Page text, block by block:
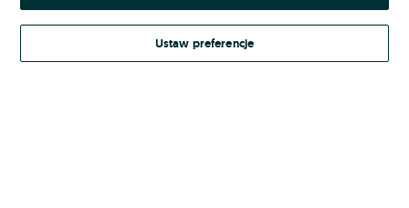
Kontynuując za pośrednictwem jednego z dostawców wskazanych powyżej,
Regulamin serwisuOLX.pl w jego aktualnym brzmieniu.
Ustaw preferencje